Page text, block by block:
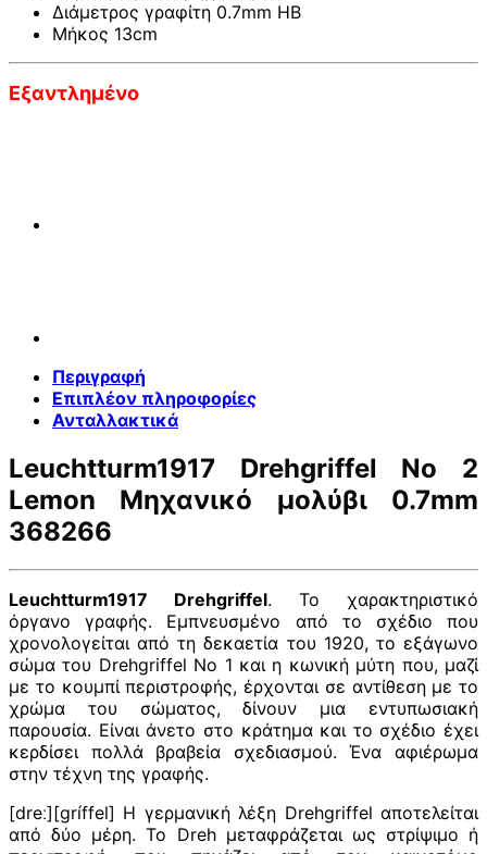
Διάμετρος γραφίτη 0.7mm HB
Μήκος 13cm
Εξαντλημένο
Περιγραφή
Επιπλέον πληροφορίες
Ανταλλακτικά
Leuchtturm1917 Drehgriffel No 2
Lemon Μηχανικό μολύβι 0.7mm
368266
Leuchtturm1917 Drehgriffel. Το χαρακτηριστικό
όργανο γραφής. Εμπνευσμένο από το σχέδιο που
χρονολογείται από τη δεκαετία του 1920, το εξάγωνο
σώμα του Drehgriffel Nο 1 και η κωνική μύτη που, μαζί
με το κουμπί περιστροφής, έρχονται σε αντίθεση με το
χρώμα του σώματος, δίνουν μια εντυπωσιακή
παρουσία. Είναι άνετο στο κράτημα και το σχέδιο έχει
κερδίσει πολλά βραβεία σχεδιασμού. Ένα αφιέρωμα
στην τέχνη της γραφής.
[dreː][gríffel] Η γερμανική λέξη Drehgriffel αποτελείται
από δύο μέρη. Το Dreh μεταφράζεται ως στρίψιμο ή